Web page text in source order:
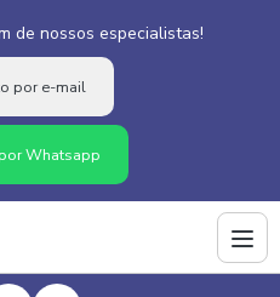
de nossos especialistas!
por e-mail
Whatsapp